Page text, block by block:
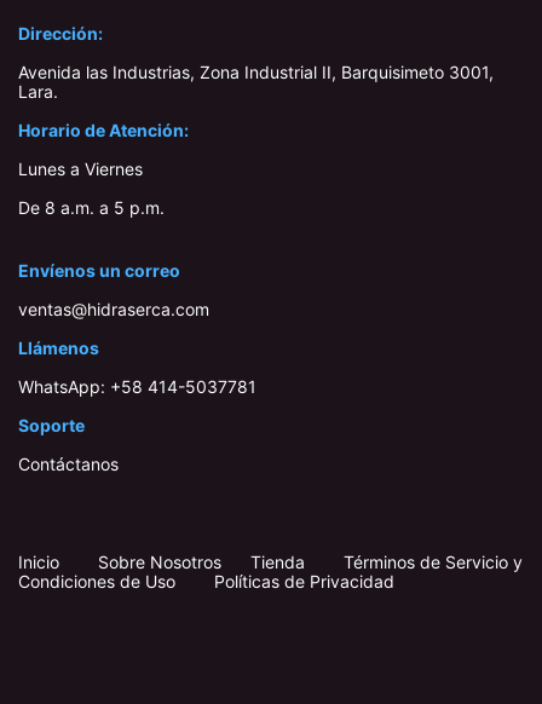
Dirección:
Avenida las Industrias, Zona Industrial II, Barquisimeto 3001,
Lara​.
Horario de Atención:
Lunes a Viernes
De 8 a.m. a 5 p.m.
Envíenos un correo
ventas@hidraserca.com
Llámenos
WhatsApp: +58 414-503778​1
Soporte
Contáctanos
Inicio Sobre Nosotros Tienda
Términos de Servicio y
Condiciones de Uso
Políticas de Privacidad